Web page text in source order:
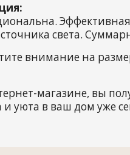
света.
внимание на
магазине, вы
и уюта в ваш дом уже